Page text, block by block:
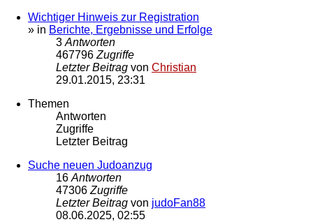
Wichtiger Hinweis zur Registration
» in Berichte, Ergebnisse und Erfolge
3 Antworten
467796 Zugriffe
Letzter Beitrag von Christian
29.01.2015, 23:31
Themen
Antworten
Zugriffe
Letzter Beitrag
Suche neuen Judoanzug
16 Antworten
47306 Zugriffe
Letzter Beitrag von judoFan88
08.06.2025, 02:55